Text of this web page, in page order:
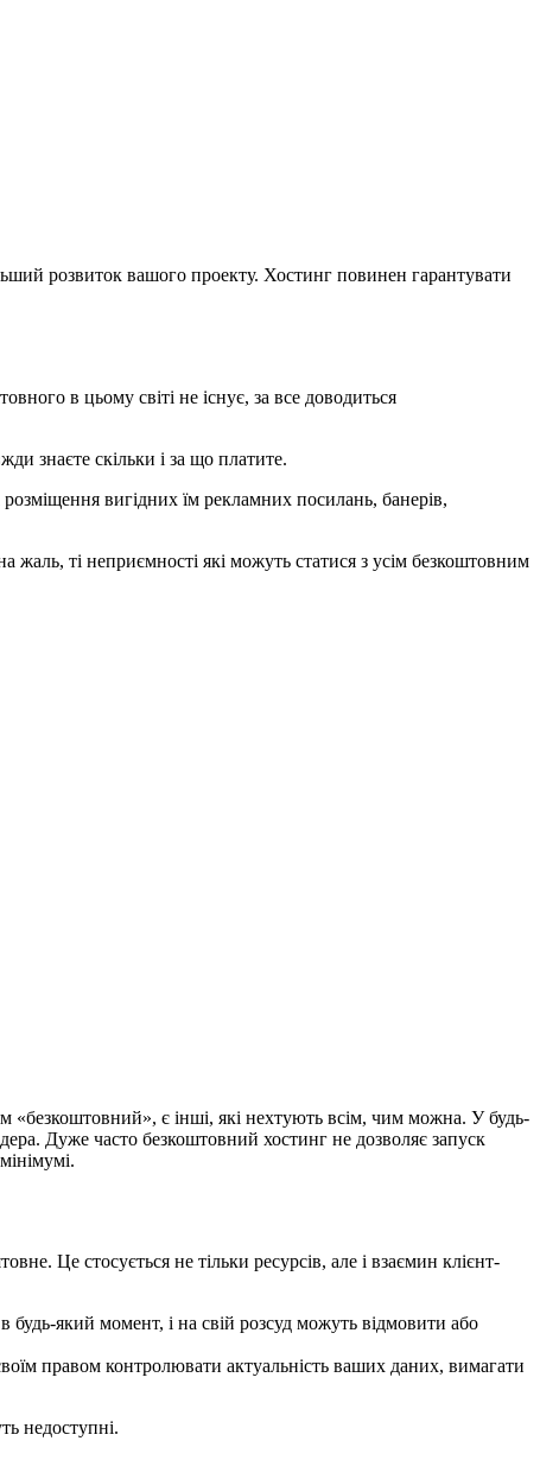
розвиток вашого проекту. Хостинг повинен гарантувати
в цьому світі не існує, за все доводиться
знаєте скільки і за що платите.
вигідних їм рекламних посилань, банерів,
ті неприємності які можуть статися з усім безкоштовним
«безкоштовний», є інші, які нехтують всім, чим можна. У будь-
Дуже часто безкоштовний хостинг не дозволяє запуск
Це стосується не тільки ресурсів, але і взаємин клієнт-
який момент, і на свій розсуд можуть відмовити або
правом контролювати актуальність ваших даних, вимагати
недоступні.